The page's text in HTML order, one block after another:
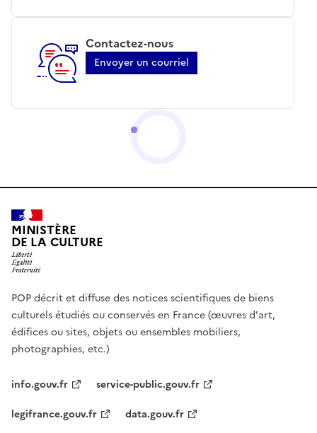
Contactez-nous
Envoyer un courriel
MINISTÈRE
DE LA CULTURE
POP décrit et diffuse des notices scientifiques de biens
culturels étudiés ou conservés en France (œuvres d'art,
édifices ou sites, objets ou ensembles mobiliers,
photographies, etc.)
info.gouv.fr
service-public.gouv.fr
legifrance.gouv.fr
data.gouv.fr